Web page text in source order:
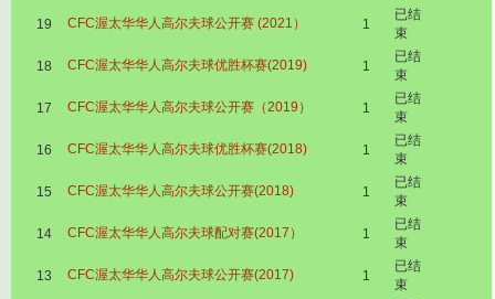
19 CFC渥太华华人高尔夫球公开赛 (2021） 1
已结
束
18 CFC渥太华华人高尔夫球优胜杯赛(2019) 1
已结
束
17 CFC渥太华华人高尔夫球公开赛（2019） 1
已结
束
16 CFC渥太华华人高尔夫球优胜杯赛(2018) 1
已结
束
15 CFC渥太华华人高尔夫球公开赛(2018) 1
已结
束
14 CFC渥太华华人高尔夫球配对赛(2017） 1
已结
束
13 CFC渥太华华人高尔夫球公开赛(2017) 1
已结
束